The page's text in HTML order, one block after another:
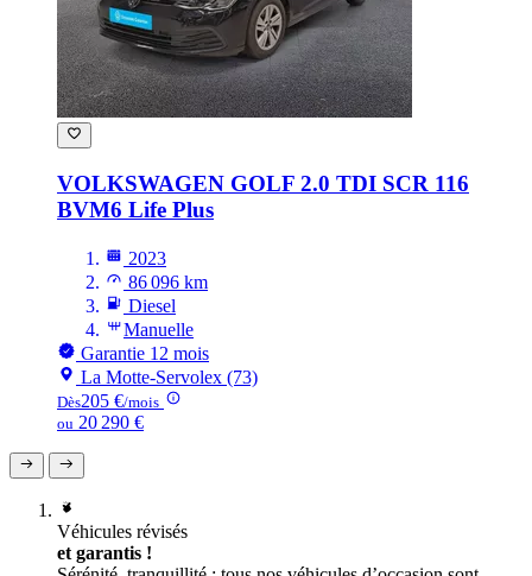
VOLKSWAGEN GOLF 2.0 TDI SCR 116
BVM6 Life Plus
2023
86 096 km
Diesel
Manuelle
Garantie 12 mois
La Motte-Servolex (73)
Dès205 €/mois
ou 20 290 €
Véhicules révisés
et garantis !